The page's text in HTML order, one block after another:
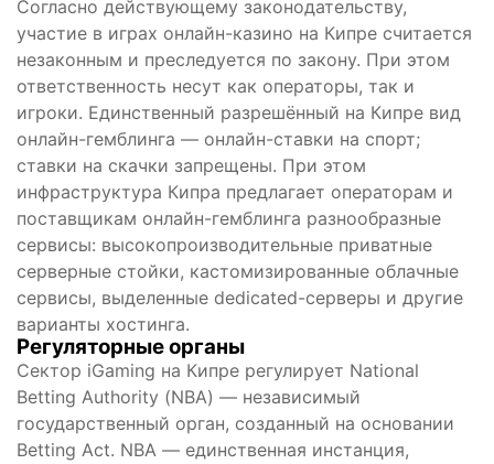
Согласно действующему законодательству,
участие в играх онлайн-казино на Кипре считается
незаконным и преследуется по закону. При этом
ответственность несут как операторы, так и
игроки. Единственный разрешённый на Кипре вид
онлайн-гемблинга — онлайн-ставки на спорт;
ставки на скачки запрещены. При этом
инфраструктура Кипра предлагает операторам и
поставщикам онлайн-гемблинга разнообразные
сервисы: высокопроизводительные приватные
серверные стойки, кастомизированные облачные
сервисы, выделенные dedicated-серверы и другие
варианты хостинга.
Регуляторные органы
Сектор iGaming на Кипре регулирует National
Betting Authority (NBA) — независимый
государственный орган, созданный на основании
Betting Act. NBA — единственная инстанция,